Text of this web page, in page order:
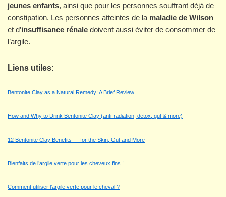
jeunes enfants, ainsi que pour les personnes souffrant déjà de
constipation. Les personnes atteintes de la maladie de Wilson
et d’insuffisance rénale doivent aussi éviter de consommer de
l’argile.
Liens utiles:
Bentonite Clay as a Natural Remedy: A Brief Review
How and Why to Drink Bentonite Clay (anti-radiation, detox, gut & more)
12 Bentonite Clay Benefits — for the Skin, Gut and More
Bienfaits de l’argile verte pour les cheveux fins !
Comment utiliser l’argile verte pour le cheval ?